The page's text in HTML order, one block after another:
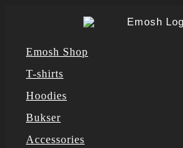
contentEmosh Shop
T-shirts
Hoodies
Bukser
Accessories